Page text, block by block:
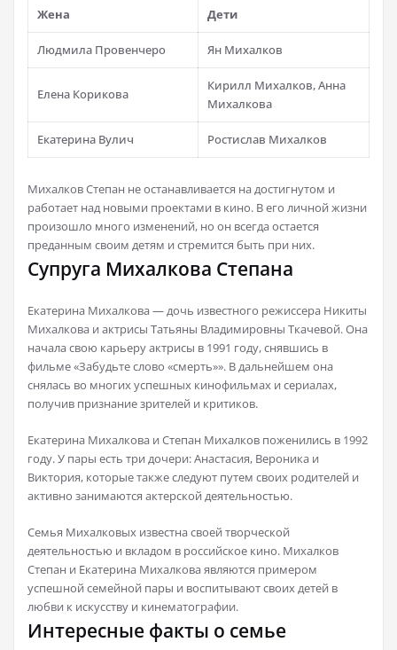
Жена
Дети
Людмила Провенчеро Ян Михалков
Елена Корикова
Кирилл Михалков, Анна
Михалкова
Екатерина Вулич Ростислав Михалков
Михалков Степан не останавливается на достигнутом и
работает над новыми проектами в кино. В его личной жизни
произошло много изменений, но он всегда остается
преданным своим детям и стремится быть при них.
Супруга Михалкова Степана
Екатерина Михалкова — дочь известного режиссера Никиты
Михалкова и актрисы Татьяны Владимировны Ткачевой. Она
начала свою карьеру актрисы в 1991 году, снявшись в
фильме «Забудьте слово «смерть»». В дальнейшем она
снялась во многих успешных кинофильмах и сериалах,
получив признание зрителей и критиков.
Екатерина Михалкова и Степан Михалков поженились в 1992
году. У пары есть три дочери: Анастасия, Вероника и
Виктория, которые также следуют путем своих родителей и
активно занимаются актерской деятельностью.
Семья Михалковых известна своей творческой
деятельностью и вкладом в российское кино. Михалков
Степан и Екатерина Михалкова являются примером
успешной семейной пары и воспитывают своих детей в
любви к искусству и кинематографии.
Интересные факты о семье